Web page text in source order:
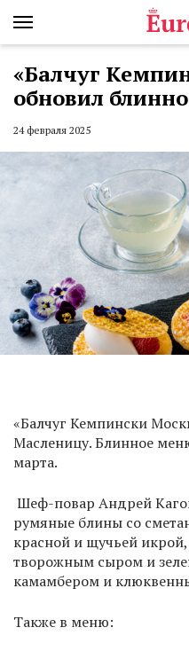
«Балчуг
обновил
24 февраля 2025
«Балчуг Кемпински
Масленицу. Блинное
марта.
Шеф-повар Андрей
румяные блины со
красной и щучьей
творожным сыром и
камамбером и
Также в меню: